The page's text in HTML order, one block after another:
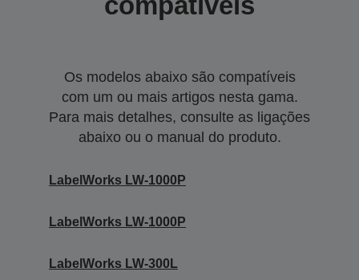
Os modelos abaixo são compatíveis
com um ou mais artigos nesta gama.
Para mais detalhes, consulte as ligações
abaixo ou o manual do produto.
LabelWorks LW-1000P
LabelWorks LW-1000P
LabelWorks LW-300L